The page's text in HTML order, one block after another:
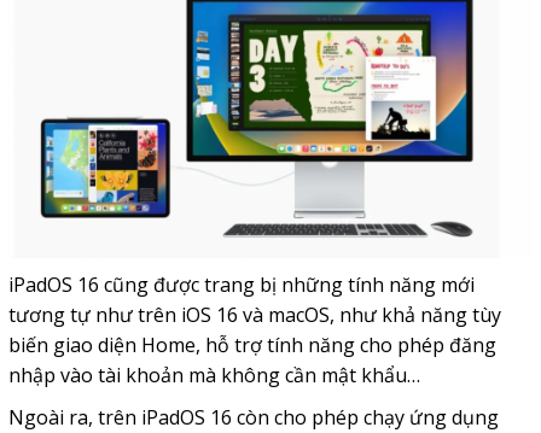
iPadOS 16 cũng được trang bị những tính năng mới
tương tự như trên iOS 16 và macOS, như khả năng tùy
biến giao diện Home, hỗ trợ tính năng cho phép đăng
nhập vào tài khoản mà không cần mật khẩu…
Ngoài ra, trên iPadOS 16 còn cho phép chạy ứng dụng